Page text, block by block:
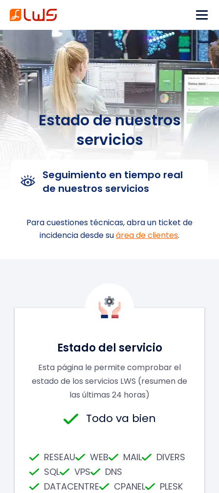
Estado de nuestros
servicios
Seguimiento en tiempo real
de nuestros servicios
Para cuestiones técnicas, abra un ticket de
incidencia desde suárea de clientes.
Loading...